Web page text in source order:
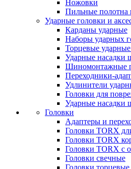
Ножовки
Пильные полотна
Ударные головки и
Карданы ударные
Наборы ударных
Торцевые
Ударные насадки
Шиномонтажные
Переходники-
Удлинители
Головки для
Ударные насадки
Головки
Адаптеры и
Головки TORX
Головки TORX
Головки TORX с
Головки свечные
Головки